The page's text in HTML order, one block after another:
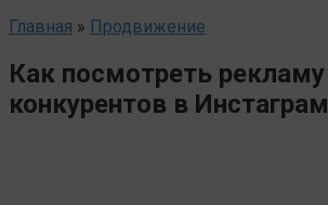
Главная » Продвижение
Как посмотреть рекламу
конкурентов в Инстаграм